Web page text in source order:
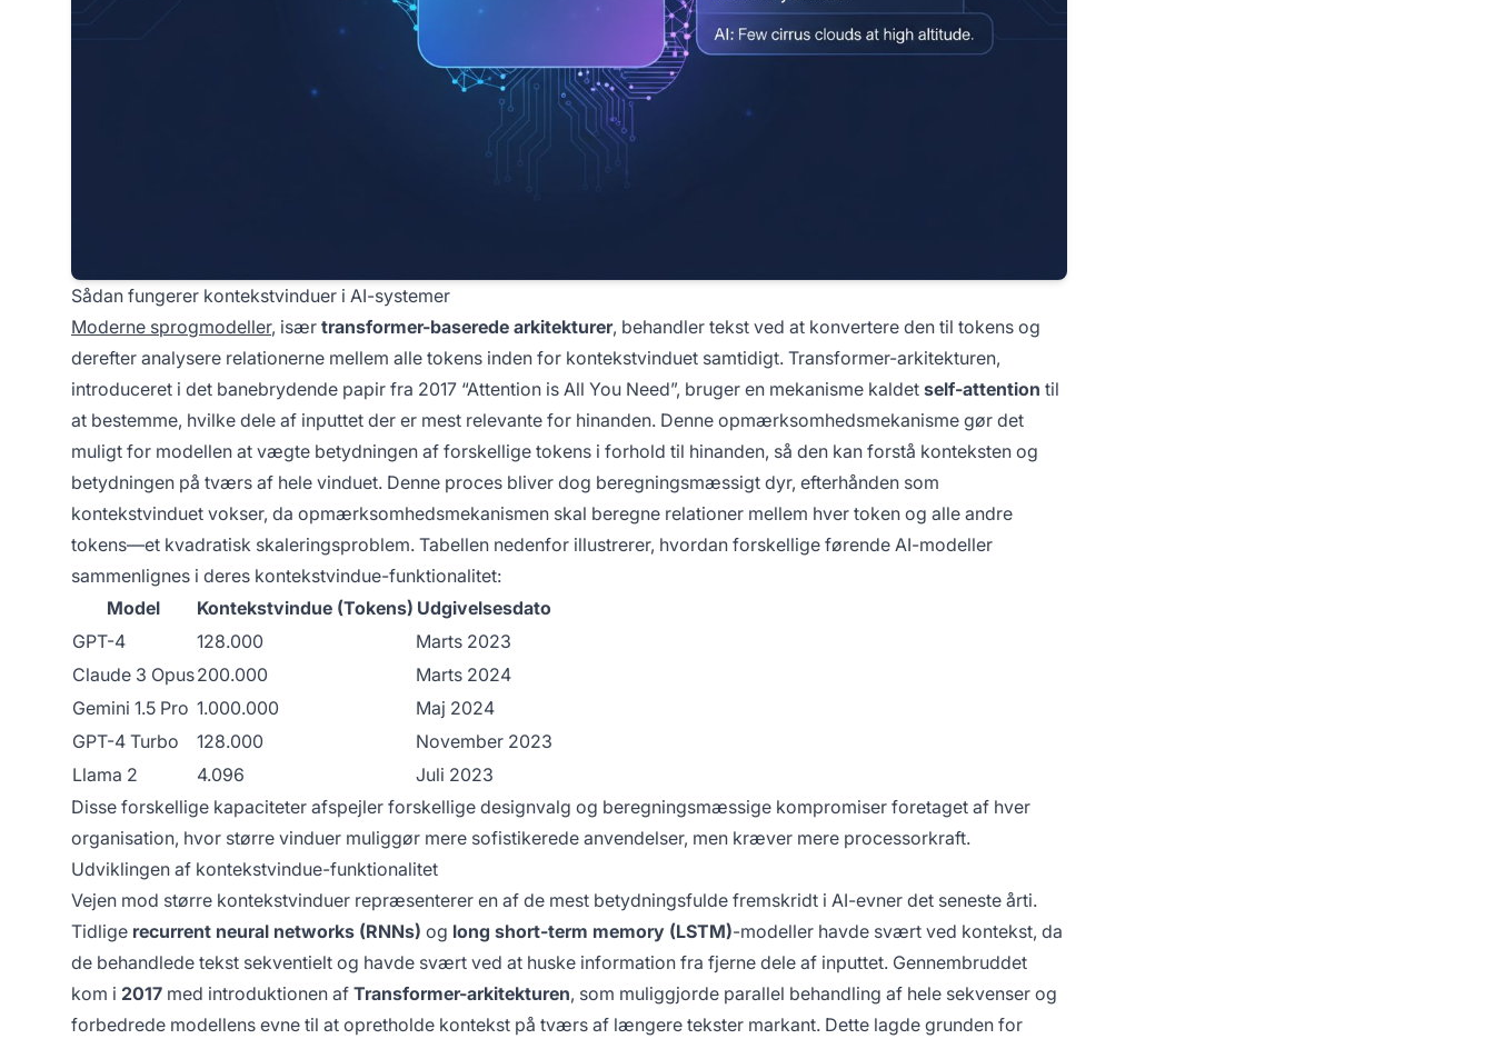
Sådan fungerer kontekstvinduer i AI-systemer
Moderne sprogmodeller, især transformer-baserede arkitekturer, behandler tekst ved at konvertere den til tokens og
derefter analysere relationerne mellem alle tokens inden for kontekstvinduet samtidigt. Transformer-arkitekturen,
introduceret i det banebrydende papir fra 2017 “Attention is All You Need”, bruger en mekanisme kaldet self-attention til
at bestemme, hvilke dele af inputtet der er mest relevante for hinanden. Denne opmærksomhedsmekanisme gør det
muligt for modellen at vægte betydningen af forskellige tokens i forhold til hinanden, så den kan forstå konteksten og
betydningen på tværs af hele vinduet. Denne proces bliver dog beregningsmæssigt dyr, efterhånden som
kontekstvinduet vokser, da opmærksomhedsmekanismen skal beregne relationer mellem hver token og alle andre
tokens—et kvadratisk skaleringsproblem. Tabellen nedenfor illustrerer, hvordan forskellige førende AI-modeller
sammenlignes i deres kontekstvindue-funktionalitet:
Model
Kontekstvindue (Tokens) Udgivelsesdato
GPT-4
128.000
Marts 2023
Claude 3 Opus200.000
Marts 2024
Gemini 1.5 Pro 1.000.000
Maj 2024
GPT-4 Turbo
128.000
November 2023
Llama 2
4.096
Juli 2023
Disse forskellige kapaciteter afspejler forskellige designvalg og beregningsmæssige kompromiser foretaget af hver
organisation, hvor større vinduer muliggør mere sofistikerede anvendelser, men kræver mere processorkraft.
Udviklingen af kontekstvindue-funktionalitet
Vejen mod større kontekstvinduer repræsenterer en af de mest betydningsfulde fremskridt i AI-evner det seneste årti.
Tidlige recurrent neural networks (RNNs) og long short-term memory (LSTM)-modeller havde svært ved kontekst, da
de behandlede tekst sekventielt og havde svært ved at huske information fra fjerne dele af inputtet. Gennembruddet
kom i 2017 med introduktionen af Transformer-arkitekturen, som muliggjorde parallel behandling af hele sekvenser og
forbedrede modellens evne til at opretholde kontekst på tværs af længere tekster markant. Dette lagde grunden for